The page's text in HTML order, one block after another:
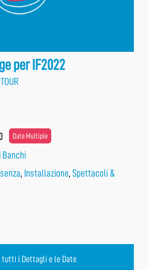
per IF2022
Date Multiple
Banchi
, Installazione, Spettacoli &
tutti i Dettagli e le Date